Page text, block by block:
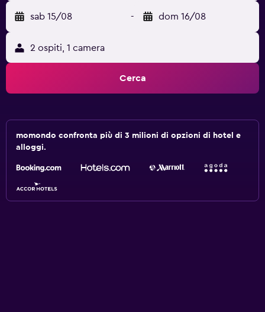
sab 15/08 - dom 16/08
2 ospiti, 1 camera
Cerca
momondo confronta più di 3 milioni di opzioni di hotel e
alloggi.